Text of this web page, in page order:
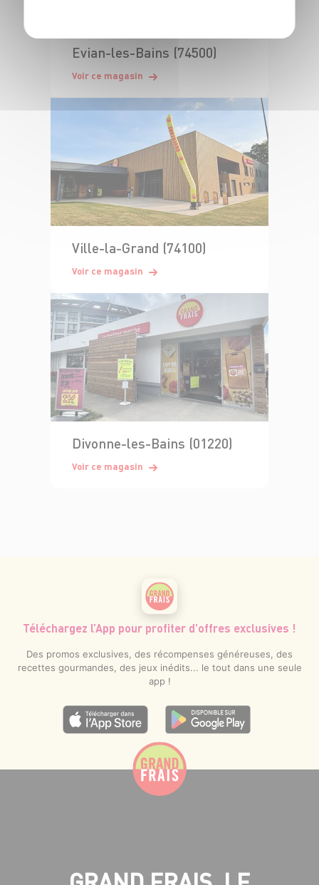
Evian-les-Bains (74500)
Voir ce magasin
Ville-la-Grand (74100)
Voir ce magasin
Divonne-les-Bains (01220)
Voir ce magasin
Téléchargez l’App pour profiter d’offres exclusives !
Des promos exclusives, des récompenses généreuses, des
recettes gourmandes, des jeux inédits... le tout dans une seule
app !